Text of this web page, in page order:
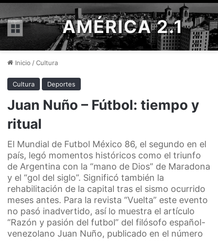
Menú AMÉRICA 2.1
Inicio /Cultura
Cultura Deportes
Juan Nuño – Fútbol: tiempo y
ritual
El Mundial de Futbol México 86, el segundo en el
país, legó momentos históricos como el triunfo
de Argentina con la “mano de Dios” de Maradona
y el “gol del siglo”. Significó también la
rehabilitación de la capital tras el sismo ocurrido
meses antes. Para la revista “Vuelta” este evento
no pasó inadvertido, así lo muestra el artículo
“Razón y pasión del futbol” del filósofo español-
venezolano Juan Nuño, publicado en el número